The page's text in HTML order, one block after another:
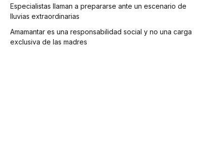
Especialistas llaman a prepararse ante un escenario de
lluvias extraordinarias
Amamantar es una responsabilidad social y no una carga
exclusiva de las madres